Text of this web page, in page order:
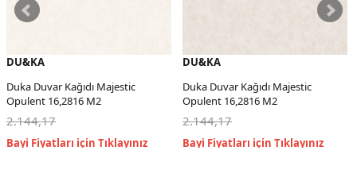
DU&KA
Duka Duvar Kağıdı Majestic
Opulent 16,2816 M2
2.144,17
DU&KA
Duka Duvar Kağıdı Majestic
Opulent 16,2816 M2
2.144,17